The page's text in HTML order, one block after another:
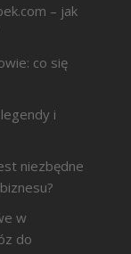
– jak
co się
i
niezbędne
w
do